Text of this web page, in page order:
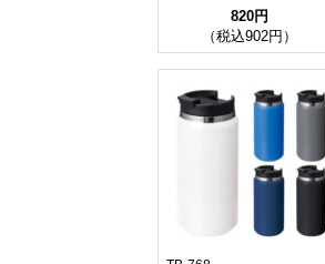
820円
（税込902円）